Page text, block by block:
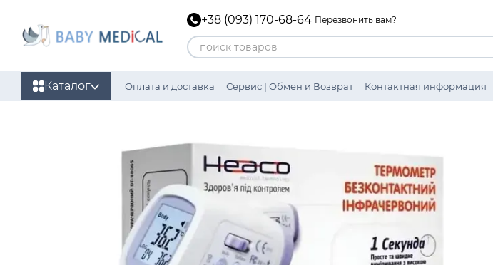
+38 (093) 170-68-64 Перезвонить вам?
Каталог Оплата и доставка Сервис | Обмен и Возврат Контактная информация